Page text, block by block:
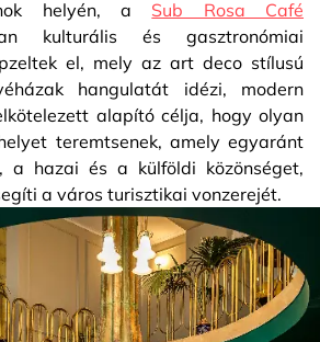
helyén, a Sub Rosa Café
kulturális és gasztronómiai
el, mely az art deco stílusú
hangulatát idézi, modern
alapító célja, hogy olyan
teremtsenek, amely egyaránt
a hazai és a külföldi közönséget,
a város turisztikai vonzerejét.